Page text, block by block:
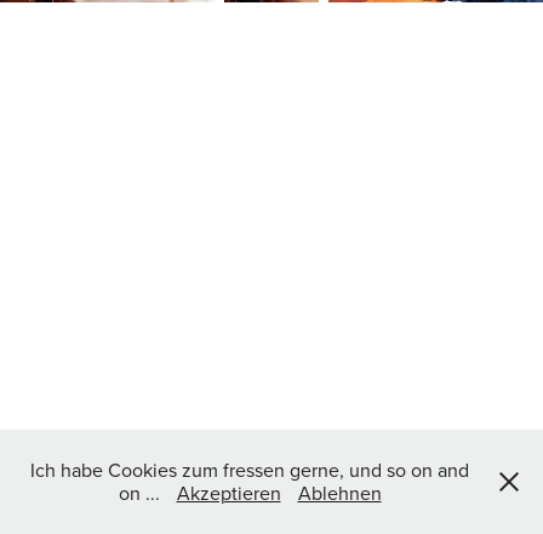
Ich habe Cookies zum fressen gerne, und so on and
on ...
Akzeptieren Ablehnen